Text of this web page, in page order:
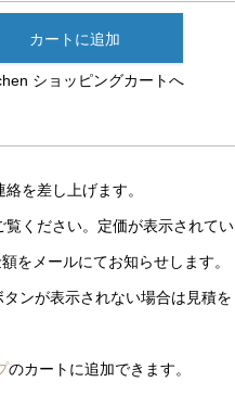
カートに追加
ショッピングカートへ
を差し上げます。
ください。定価が表示されてい
をメールにてお知らせします。
ンが表示されない場合は見積を
のカートに追加できます。